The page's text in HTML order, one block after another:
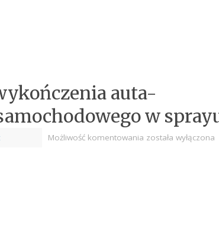
auta-
w
Możliwość komentowania została wyłączona